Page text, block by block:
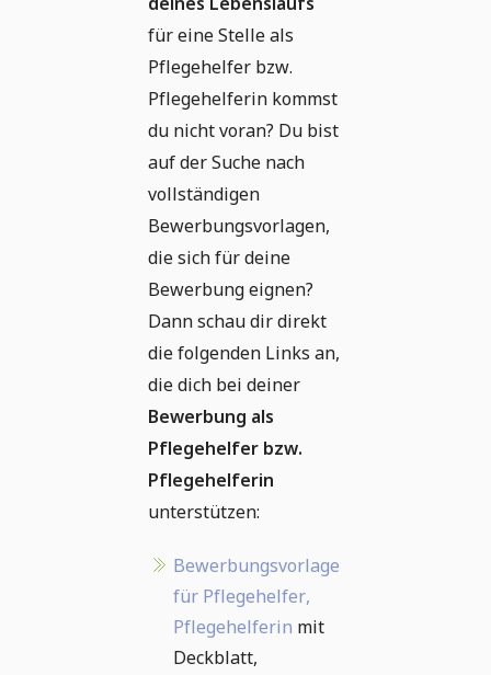
für eine Stelle als
Pflegehelfer bzw.
Pflegehelferin kommst
du nicht voran? Du bist
auf der Suche nach
vollständigen
Bewerbungsvorlagen,
die sich für deine
Bewerbung eignen?
Dann schau dir direkt
die folgenden Links an,
die dich bei deiner
Bewerbung als
Pflegehelfer bzw.
Pflegehelferin
unterstützen:
Bewerbungsvorlage
für Pflegehelfer,
Pflegehelferin mit
Deckblatt,